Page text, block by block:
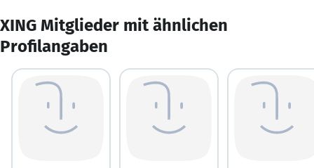
XING Mitglieder mit ähnlichen
Profilangaben